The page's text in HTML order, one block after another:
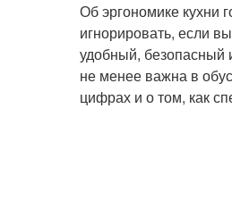
Об эргономике кухни
игнорировать, если
удобный, безопасный
не менее важна в
цифрах и о том, как